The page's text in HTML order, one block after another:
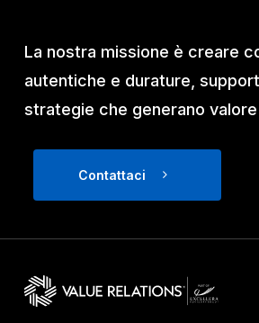
La nostra missione è creare
autentiche e durature,
strategie che generano
Contattaci